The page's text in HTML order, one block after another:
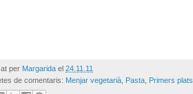
per Margarida el 24.11.11
de comentaris: Menjar vegetarià Pasta Primers plats